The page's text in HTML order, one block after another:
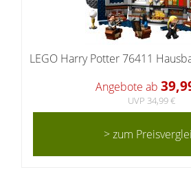
LEGO Harry Potter 76411
Angebote ab
UVP 34,99 €
> zum